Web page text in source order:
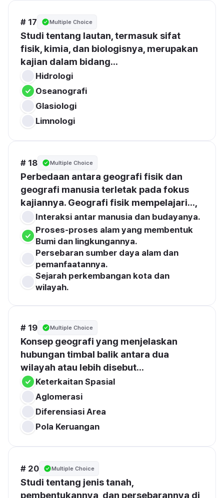
# 17 Multiple Choice
Studi tentang lautan, termasuk sifat
fisik, kimia, dan biologisnya, merupakan
kajian dalam bidang...
Hidrologi
Oseanografi
Glasiologi
Limnologi
# 18 Multiple Choice
Perbedaan antara geografi fisik dan
geografi manusia terletak pada fokus
kajiannya. Geografi fisik mempelajari...,
Interaksi antar manusia dan budayanya.
Proses-proses alam yang membentuk
Bumi dan lingkungannya.
Persebaran sumber daya alam dan
pemanfaatannya.
Sejarah perkembangan kota dan
wilayah.
# 19 Multiple Choice
Konsep geografi yang menjelaskan
hubungan timbal balik antara dua
wilayah atau lebih disebut...
Keterkaitan Spasial
Aglomerasi
Diferensiasi Area
Pola Keruangan
# 20 Multiple Choice
Studi tentang jenis tanah,
pembentukannya, dan persebarannya di